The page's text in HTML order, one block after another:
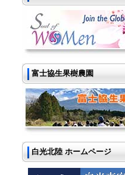
富士協生果樹農園
白光北陸 ホームページ